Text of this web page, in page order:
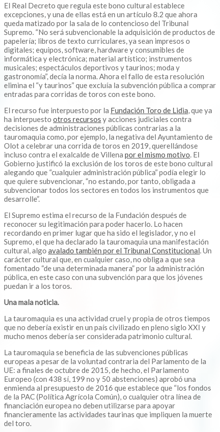
El Real Decreto que regula este bono cultural establece
excepciones, y una de ellas está en un artículo 8.2 que ahora
queda matizado por la sala de lo contencioso del Tribunal
Supremo. “No será subvencionable la adquisición de productos de
papelería; libros de texto curriculares, ya sean impresos o
digitales; equipos, software, hardware y consumibles de
informática y electrónica; material artístico; instrumentos
musicales; espectáculos deportivos y taurinos; moda y
gastronomía”, decía la norma. Ahora el fallo de esta resolución
elimina el “y taurinos” que excluía la subvención pública a comprar
entradas para corridas de toros con este bono.
El recurso fue interpuesto por la Fundación Toro de Lidia, que ya
ha interpuesto otros recursos y acciones judiciales contra
decisiones de administraciones públicas contrarias a la
tauromaquia como, por ejemplo, la negativa del Ayuntamiento de
Olot a celebrar una corrida de toros en 2019, querellándose
incluso contra el exalcalde de Villena por el mismo motivo. El
Gobierno justificó la exclusión de los toros de este bono cultural
alegando que “cualquier administración pública” podía elegir lo
que quiere subvencionar, “no estando, por tanto, obligada a
subvencionar todos los sectores en todos los instrumentos que
desarrolle”.
El Supremo estima el recurso de la Fundación después de
reconocer su legitimación para poder hacerlo. Lo hacen
recordando en primer lugar que ha sido el legislador, y no el
Supremo, el que ha declarado la tauromaquia una manifestación
cultural, algo avalado también por el Tribunal Constitucional. Un
carácter cultural que, en cualquier caso, no obliga a que sea
fomentado “de una determinada manera” por la administración
pública, en este caso con una subvención para que los jóvenes
puedan ir a los toros.
Una mala noticia.
La tauromaquia es una actividad cruel y propia de otros tiempos
que no debería existir en un país civilizado en pleno siglo XXI y
mucho menos debería ser considerada patrimonio cultural.
La tauromaquia se beneficia de las subvenciones públicas
europeas a pesar de la voluntad contraria del Parlamento de la
UE: a finales de octubre de 2015, de hecho, el Parlamento
Europeo (con 438 sí, 199 no y 50 abstenciones) aprobó una
enmienda al presupuesto de 2016 que establece que “los fondos
de la PAC (Política Agrícola Común), o cualquier otra línea de
financiación europea no deben utilizarse para apoyar
financieramente las actividades taurinas que impliquen la muerte
del toro.